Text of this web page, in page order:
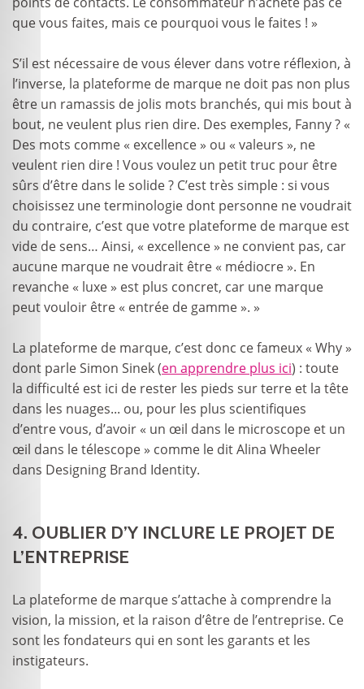
que vous faites, mais ce pourquoi vous le faites ! »
S’il est nécessaire de vous élever dans votre réflexion, à
l’inverse, la plateforme de marque ne doit pas non plus
être un ramassis de jolis mots branchés, qui mis bout à
bout, ne veulent plus rien dire. Des exemples, Fanny ? «
Des mots comme « excellence » ou « valeurs », ne
veulent rien dire ! Vous voulez un petit truc pour être
sûrs d’être dans le solide ? C’est très simple : si vous
choisissez une terminologie dont personne ne voudrait
du contraire, c’est que votre plateforme de marque est
vide de sens… Ainsi, « excellence » ne convient pas, car
aucune marque ne voudrait être « médiocre ». En
revanche « luxe » est plus concret, car une marque
peut vouloir être « entrée de gamme ». »
La plateforme de marque, c’est donc ce fameux « Why »
dont parle Simon Sinek (en apprendre plus ici) : toute
la difficulté est ici de rester les pieds sur terre et la tête
dans les nuages... ou, pour les plus scientifiques
d’entre vous, d’avoir « un œil dans le microscope et un
œil dans le télescope » comme le dit Alina Wheeler
dans Designing Brand Identity.
4. OUBLIER D’Y INCLURE LE PROJET DE
L’ENTREPRISE
La plateforme de marque s’attache à comprendre la
vision, la mission, et la raison d’être de l’entreprise. Ce
sont les fondateurs qui en sont les garants et les
instigateurs.